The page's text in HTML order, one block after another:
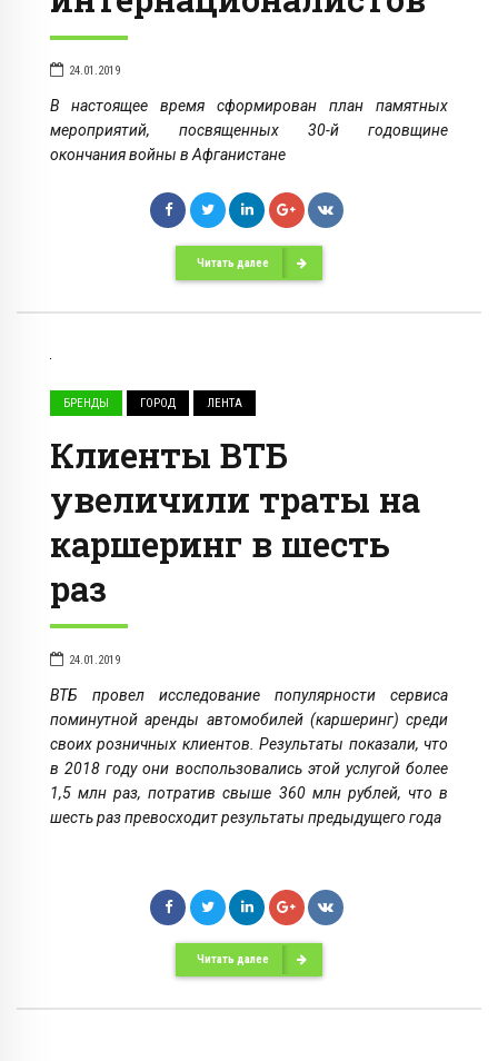
24.01.2019
В настоящее время сформирован план памятных
мероприятий, посвященных 30-й годовщине
окончания войны в Афганистане
Читать далее
БРЕНДЫ ГОРОД ЛЕНТА
Клиенты ВТБ
увеличили траты на
каршеринг в шесть
раз
24.01.2019
ВТБ провел исследование популярности сервиса
поминутной аренды автомобилей (каршеринг) среди
своих розничных клиентов. Результаты показали, что
в 2018 году они воспользовались этой услугой более
1,5 млн раз, потратив свыше 360 млн рублей, что в
шесть раз превосходит результаты предыдущего года
Читать далее